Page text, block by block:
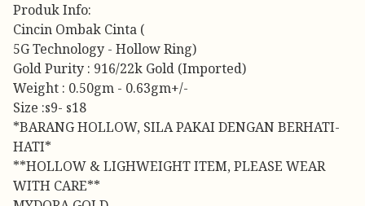
Produk Info:
Cincin Ombak Cinta (
5G Technology - Hollow Ring)
Gold Purity : 916/22k Gold (Imported)
Weight : 0.50gm - 0.63gm+/-
Size :s9- s18
*BARANG HOLLOW, SILA PAKAI DENGAN BERHATI-
HATI*
**HOLLOW & LIGHWEIGHT ITEM, PLEASE WEAR
WITH CARE**